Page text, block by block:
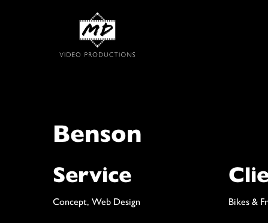
Benson
Service
Concept, Web Design Bikes &